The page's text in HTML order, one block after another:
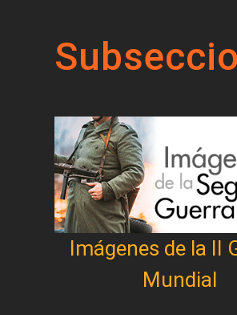
Imágenes de la II
Mundial